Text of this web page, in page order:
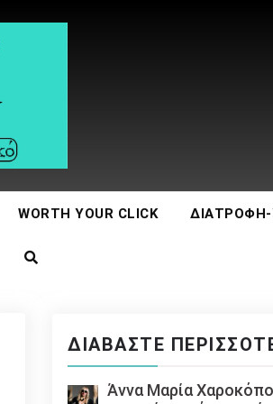
WORTH YOUR CLICK ΔΙΑΤΡΟΦΉ-
ΔΙΑΒΆΣΤΕ
Άννα Μαρία